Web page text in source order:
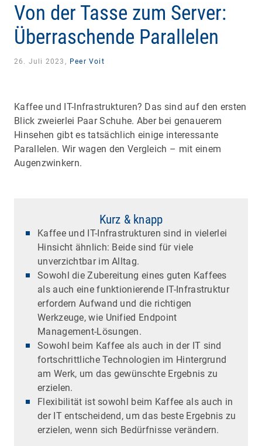
Von der Tasse zum Server:
Überraschende Parallelen
26. Juli 2023, Peer Voit
Kaffee und IT-Infrastrukturen? Das sind auf den ersten
Blick zweierlei Paar Schuhe. Aber bei genauerem
Hinsehen gibt es tatsächlich einige interessante
Parallelen. Wir wagen den Vergleich – mit einem
Augenzwinkern.
Kurz & knapp
Kaffee und IT-Infrastrukturen sind in vielerlei
Hinsicht ähnlich: Beide sind für viele
unverzichtbar im Alltag.
Sowohl die Zubereitung eines guten Kaffees
als auch eine funktionierende IT-Infrastruktur
erfordern Aufwand und die richtigen
Werkzeuge, wie Unified Endpoint
Management-Lösungen.
Sowohl beim Kaffee als auch in der IT sind
fortschrittliche Technologien im Hintergrund
am Werk, um das gewünschte Ergebnis zu
erzielen.
Flexibilität ist sowohl beim Kaffee als auch in
der IT entscheidend, um das beste Ergebnis zu
erzielen, wenn sich Bedürfnisse verändern.